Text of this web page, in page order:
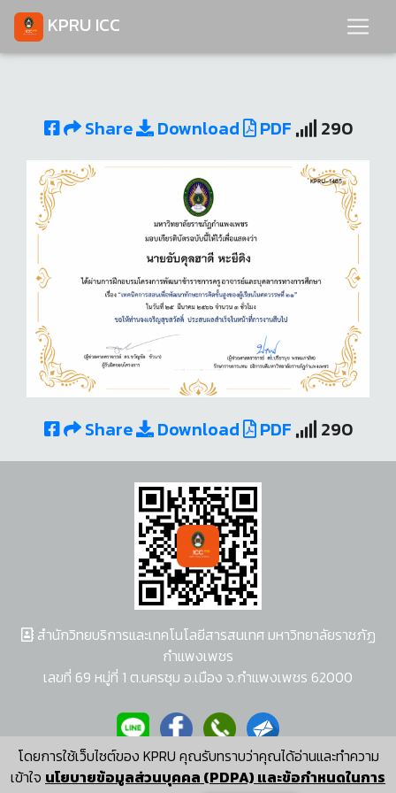
KPRU ICC
Share Download PDF 290
Share Download PDF 290
โดยการใช้เว็บไซต์ของ KPRU คุณรับทราบว่าคุณได้อ่านและทำความ
เข้าใจ นโยบายข้อมูลส่วนบุคคล (PDPA) และข้อกำหนดในการ
สำนักวิทยบริการและเทคโนโลยีสารสนเทศ มหาวิทยาลัยราชภัฏ
กำแพงเพชร
เลขที่ 69 หมู่ที่ 1 ต.นครชุม อ.เมือง จ.กำแพงเพชร 62000
ผู้พัฒนาระบบ อนุชา พวงผกา